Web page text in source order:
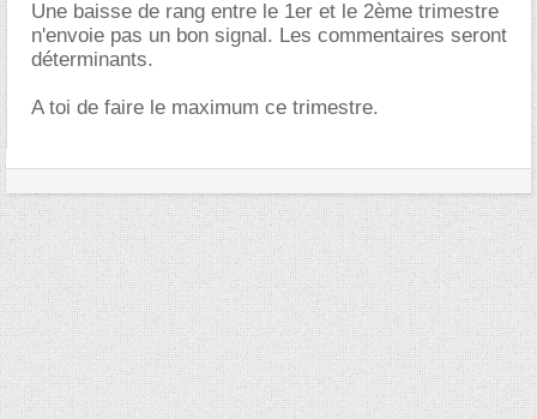
Une baisse de rang entre le 1er et le 2ème trimestre
n'envoie pas un bon signal. Les commentaires seront
déterminants.
A toi de faire le maximum ce trimestre.